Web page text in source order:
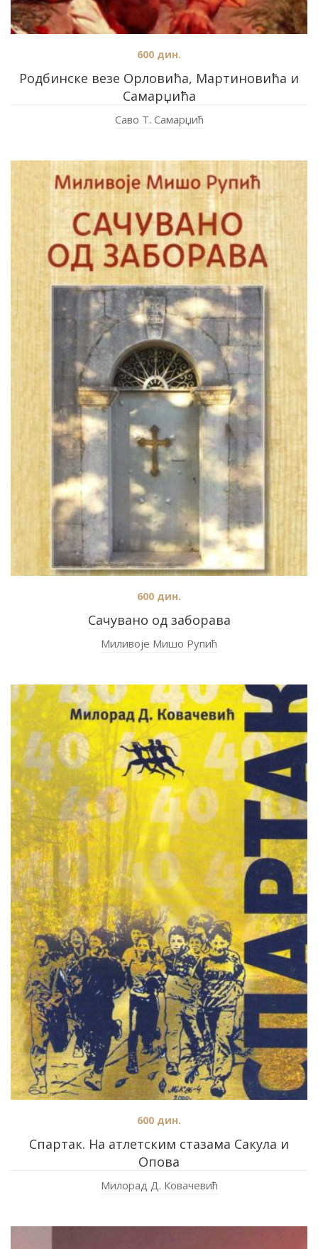
Родбинске везе Орловића, Мартиновића и
Самарџића
600 дин.
Саво Т. Самарџић
Сачувано од заборава
600 дин.
Миливоје Мишо Рупић
Спартак. На атлетским стазама Сакула и
Опова
600 дин.
Милорад Д. Ковачевић